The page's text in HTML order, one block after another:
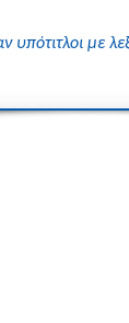
υπότιτλοι με